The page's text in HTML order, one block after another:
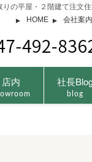
りの平屋・２階建て注文
HOME
会社案内
店内 社長
blog